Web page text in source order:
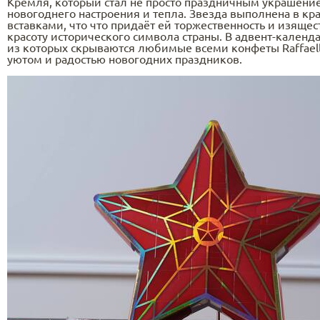
новогоднего настроения и тепла. Звезда выполнена в
вставками, что что придаёт ей торжественность и
красоту исторического символа страны. В адвент-
из которых скрываются любимые всеми конфеты
уютом и радостью новогодних праздников.